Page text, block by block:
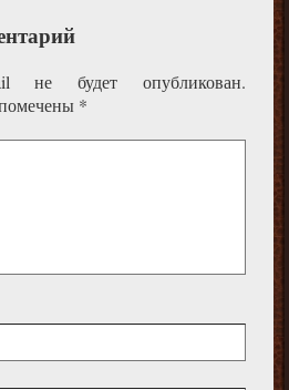
не будет опубликован.
*